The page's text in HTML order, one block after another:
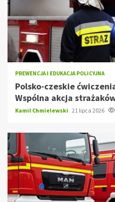
PREWENCJA I EDUKACJA POLICYJNA
Polsko-czeskie
Wspólna akcja
Kamil Chmielewski 21 lipca 2026